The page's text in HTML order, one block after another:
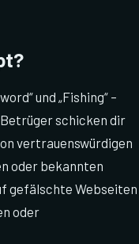
und „Fishing“ –
Betrüger schicken dir
vertrauenswürdigen
oder bekannten
gefälschte Webseiten
oder